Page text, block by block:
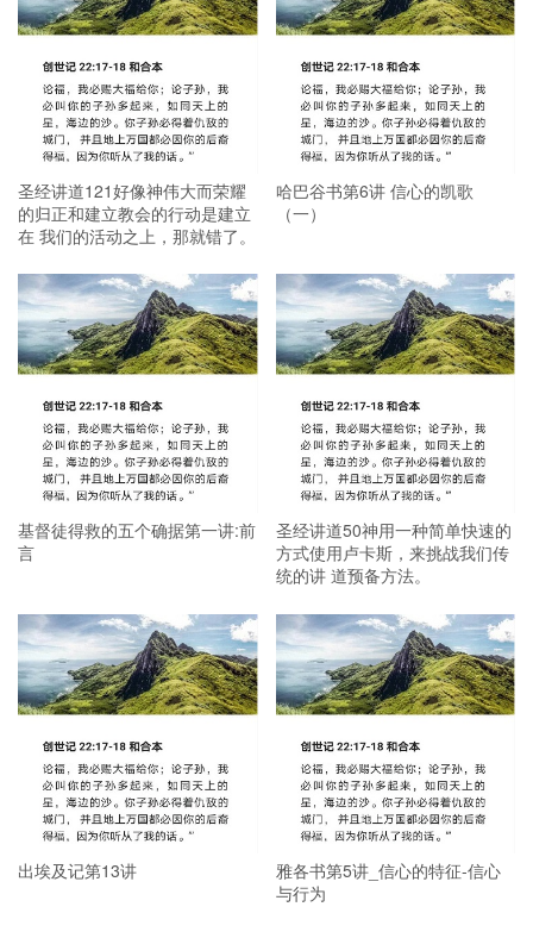
圣经讲道121好像神伟大而荣耀
的归正和建立教会的行动是建立
在 我们的活动之上，那就错了。
哈巴谷书第6讲 信心的凯歌
（一）
基督徒得救的五个确据第一讲:前
言
圣经讲道50神用一种简单快速的
方式使用卢卡斯，来挑战我们传
统的讲 道预备方法。
出埃及记第13讲
雅各书第5讲_信心的特征-信心
与行为